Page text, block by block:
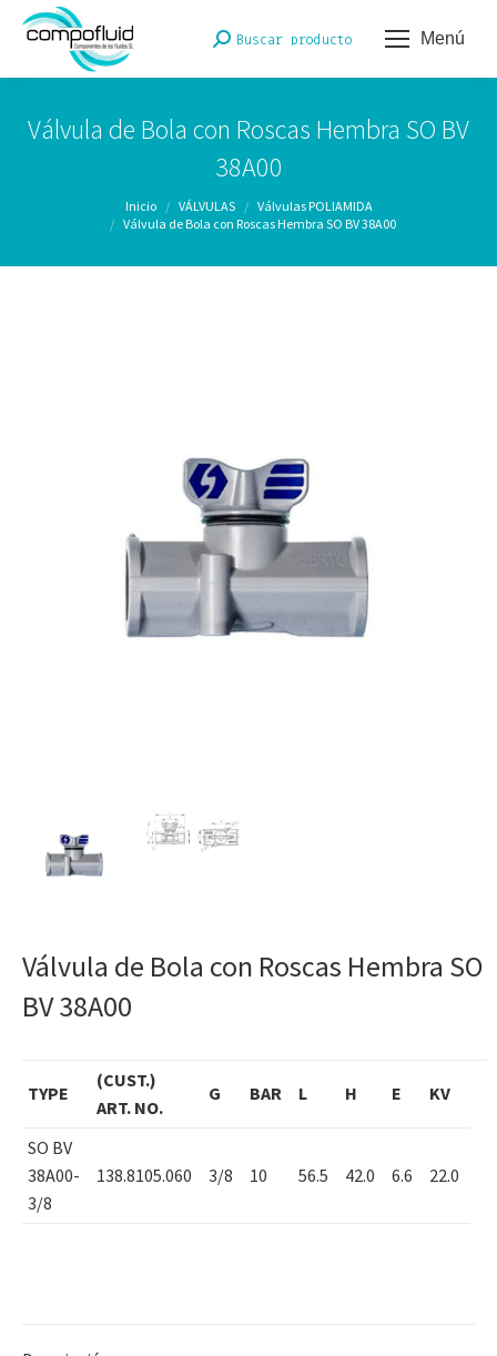
Menú
Buscar:Buscar producto
Válvula de Bola con Roscas Hembra SO BV
38A00
Inicio VÁLVULAS
Válvulas POLIAMIDA
Válvula de Bola con Roscas Hembra SO BV 38A00
Válvula de Bola con Roscas Hembra SO
BV 38A00
TYPE
(CUST.)
ART. NO.
G BAR L H E KV
SO BV
38A00-
3/8
138.8105.060 3/8 10 56.5 42.0 6.6 22.0